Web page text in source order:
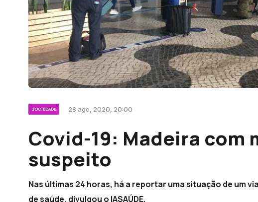
SOCIEDADE 28 ago, 2020, 20:00
Covid-19: Madeira com
suspeito
Nas últimas 24 horas, há a reportar uma situação de um
de saúde, divulgou o IASAÚDE.